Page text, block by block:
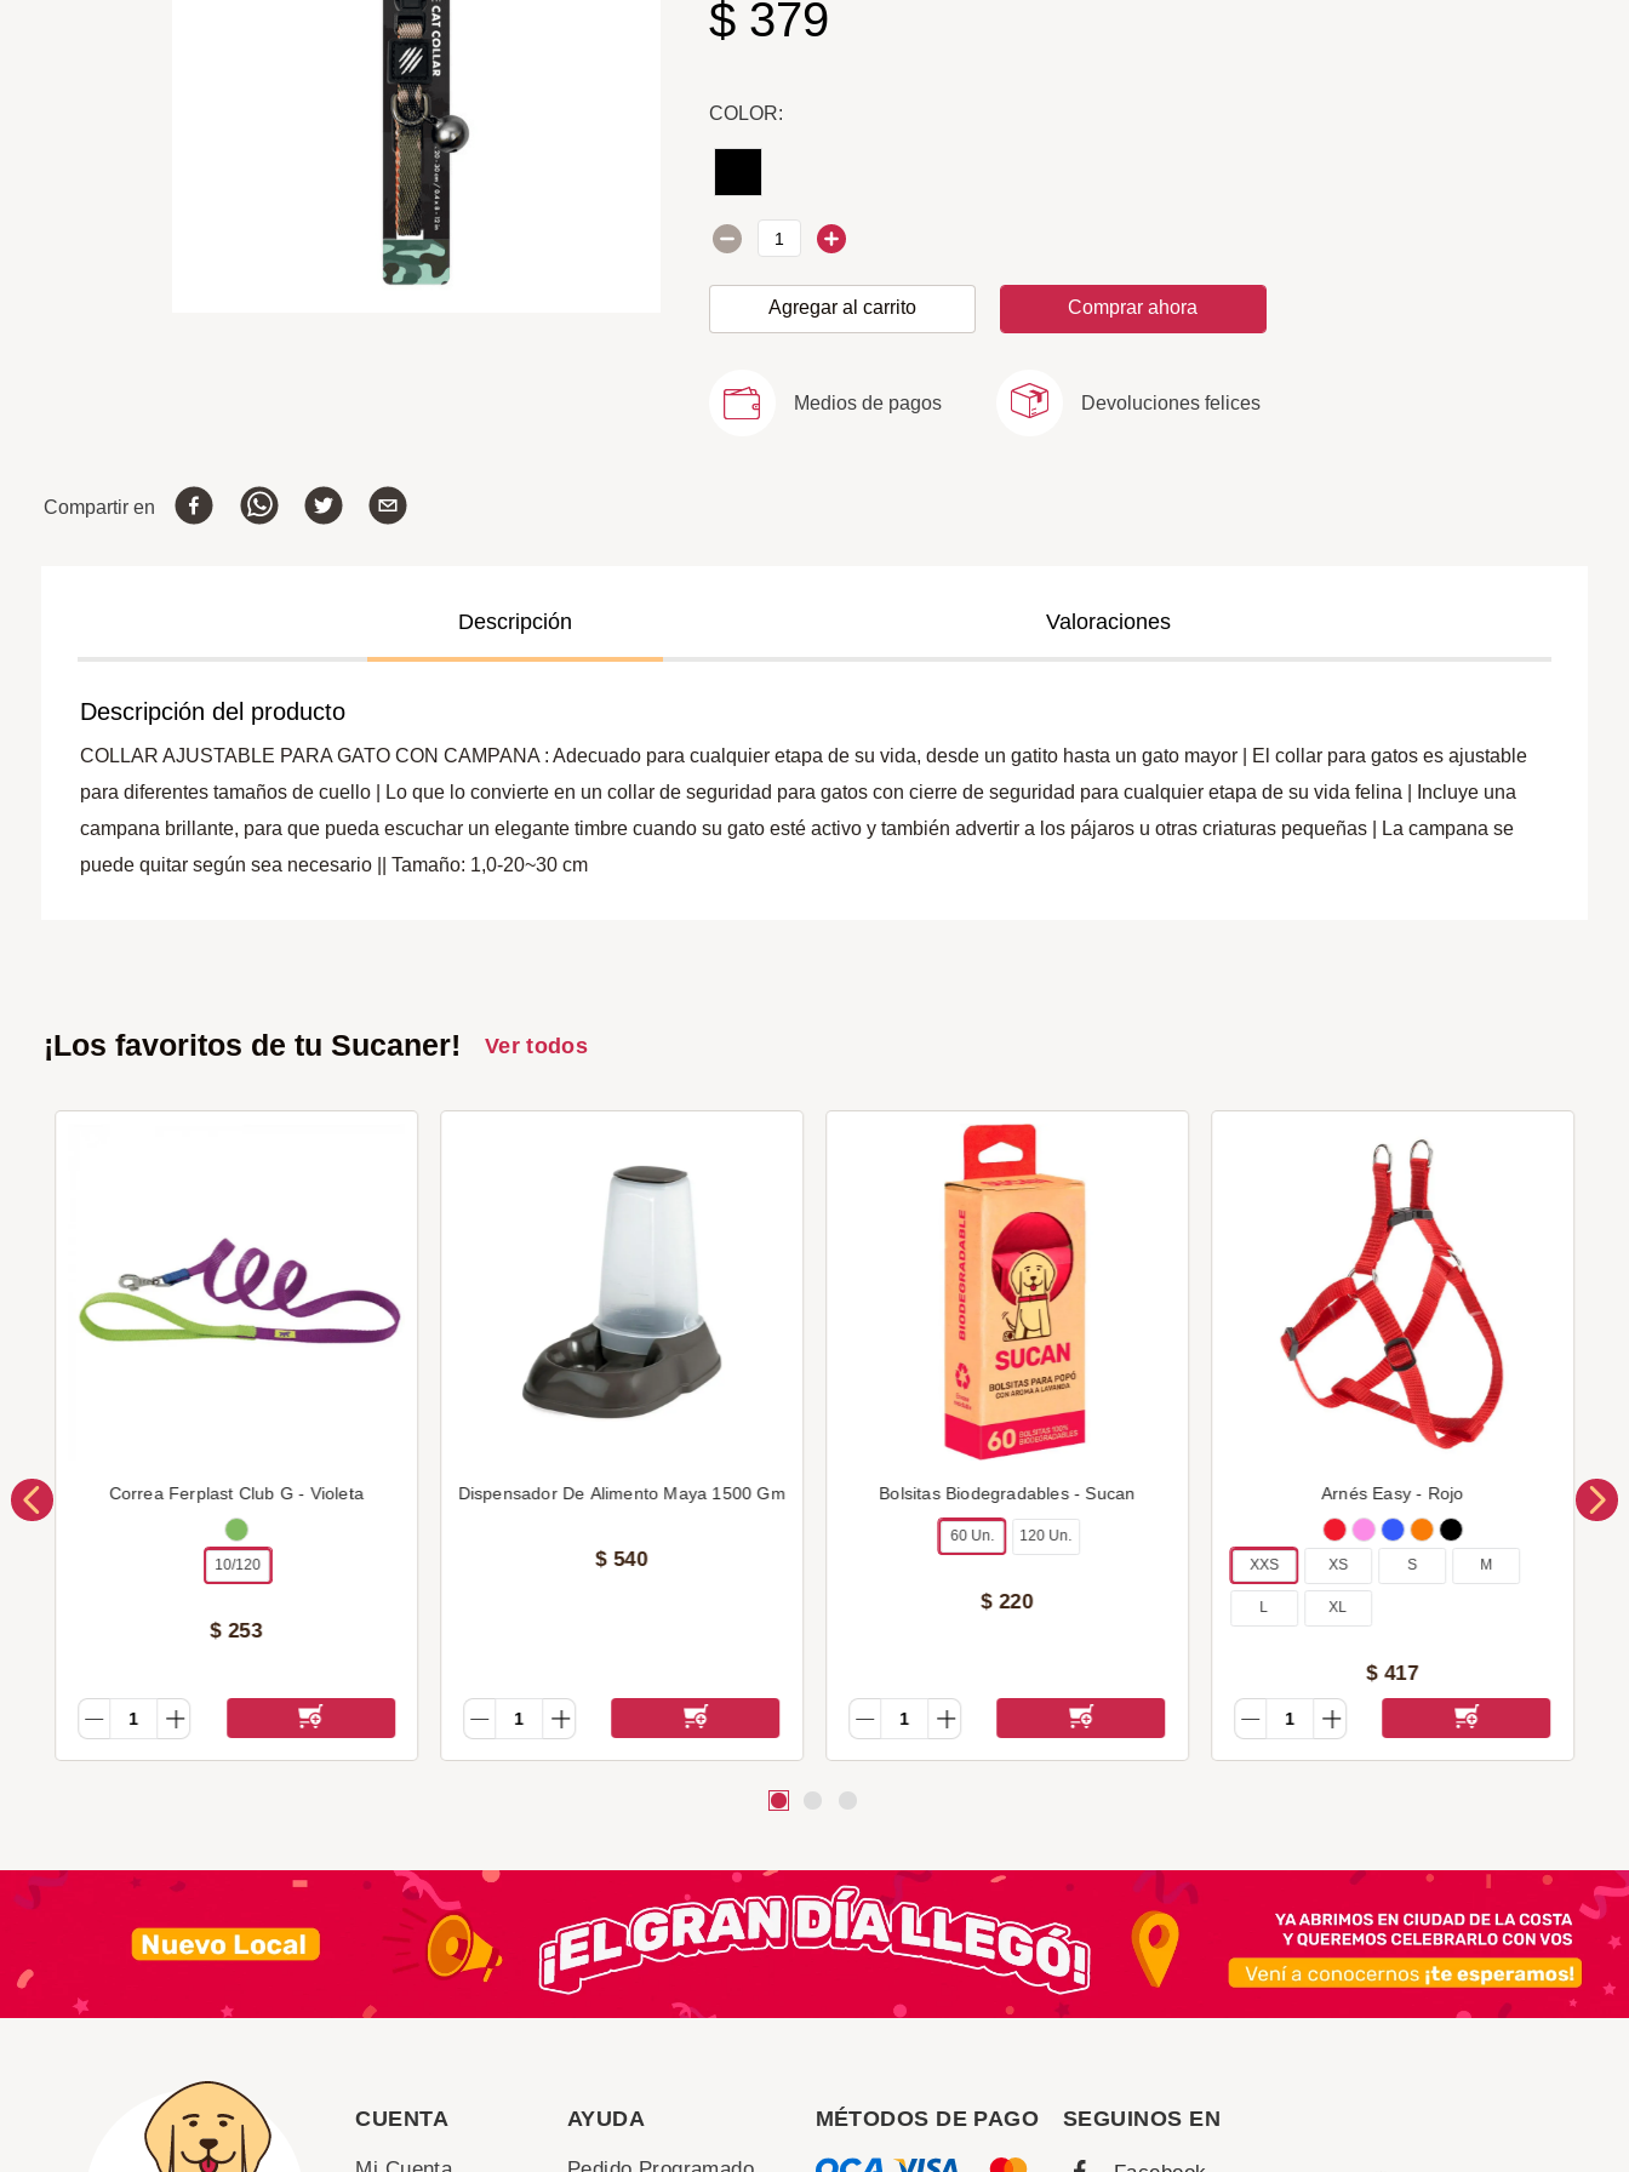
$ 379
COLOR:
Agregar al carrito Comprar ahora
Medios de pagos Devoluciones felices
Compartir en
Descripción Valoraciones
Descripción del producto
COLLAR AJUSTABLE PARA GATO CON CAMPANA : Adecuado para cualquier etapa de su vida, desde un gatito hasta un gato mayor | El collar para gatos es ajustable
para diferentes tamaños de cuello | Lo que lo convierte en un collar de seguridad para gatos con cierre de seguridad para cualquier etapa de su vida felina | Incluye una
campana brillante, para que pueda escuchar un elegante timbre cuando su gato esté activo y también advertir a los pájaros u otras criaturas pequeñas | La campana se
puede quitar según sea necesario || Tamaño: 1,0-20~30 cm
¡Los favoritos de tu Sucaner! Ver todos
Correa Ferplast Club G - Violeta
10/120
$ 253
Dispensador De Alimento Maya 1500 Gm
$ 540
Bolsitas Biodegradables - Sucan
60 Un. 120 Un.
$ 220
Arnés Easy - Rojo
XXS XS S M
L XL
$ 417
CUENTA AYUDA MÉTODOS DE PAGO SEGUINOS EN